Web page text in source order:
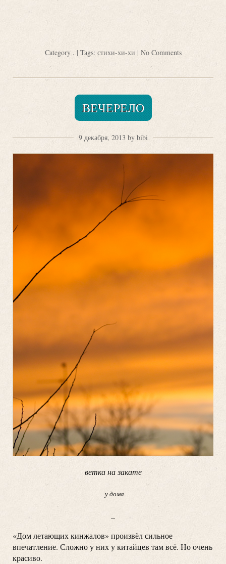
Category . | Tags: стихи-хи-хи | No Comments
ВЕЧЕРЕЛО
9 декабря, 2013 by bibi
ветка на закате
у дома
«Дом летающих кинжалов» произвёл сильное
впечатление. Сложно у них у китайцев там всё. Но очень
красиво.